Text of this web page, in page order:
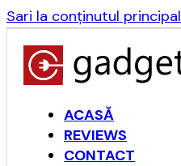
Sari la conținutul principal
ACASĂ
REVIEWS
CONTACT